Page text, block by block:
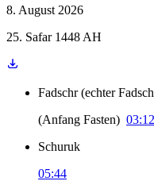
8. August 2026
25. Safar 1448 AH
Fadschr (echter
(Anfang Fasten) 03:12
Schuruk
05:44